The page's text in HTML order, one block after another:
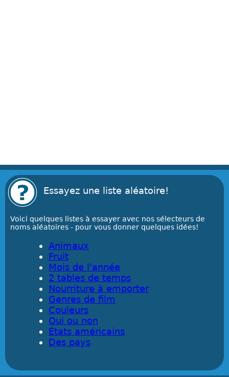
Essayez une liste aléatoire!
Voici quelques listes à essayer avec nos sélecteurs de
noms aléatoires - pour vous donner quelques idées!
Animaux
Fruit
Mois de l'année
2 tables de temps
Nourriture à emporter
Genres de film
Couleurs
Oui ou non
États américains
Des pays